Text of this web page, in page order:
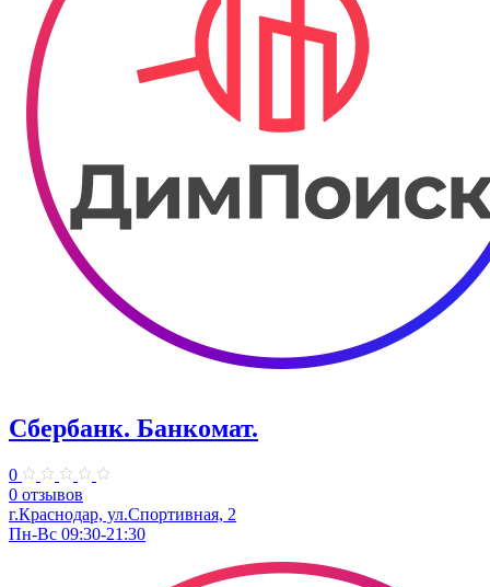
Сбербанк. Банкомат.
0
0 отзывов
г.Краснодар, ул.​Спортивная, 2
Пн-Вс 09:30-21:30